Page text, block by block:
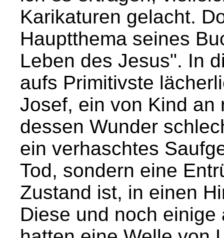
Karikaturen gelacht.
Hauptthema seines
Leben des Jesus". In
aufs Primitivste
Josef, ein von Kind an
dessen Wunder
ein verhaschtes
Tod, sondern eine
Zustand ist, in einen
Diese und noch